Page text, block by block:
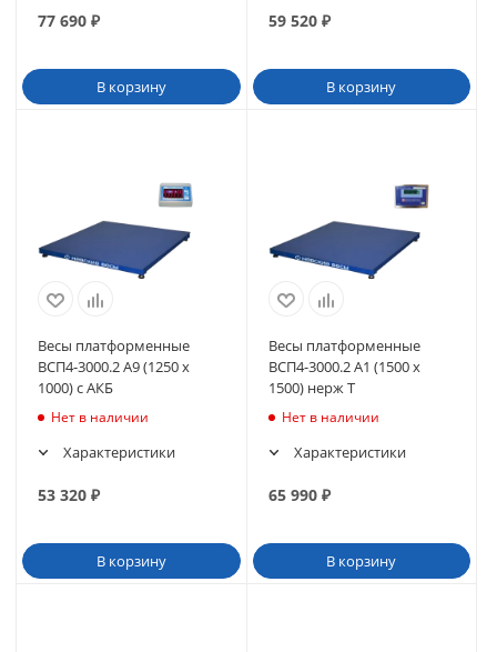
77 690 ₽
В корзину
59 520₽
В корзину
Весы платформенные
ВСП4-3000.2 А9 (1250 х
1000) с АКБ
Нет в наличии
Характеристики
53 320 ₽
В корзину
Весы платформенные
ВСП4-3000.2 А1 (1500 х
1500) нерж Т
Нет в наличии
Характеристики
65 990₽
В корзину